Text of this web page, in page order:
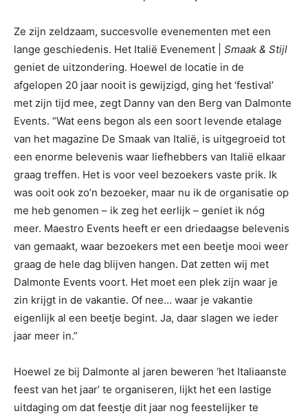
Ze zijn zeldzaam, succesvolle evenementen met een
lange geschiedenis. Het Italië Evenement | Smaak & Stijl
geniet de uitzondering. Hoewel de locatie in de
afgelopen 20 jaar nooit is gewijzigd, ging het ‘festival’
met zijn tijd mee, zegt Danny van den Berg van Dalmonte
Events. “Wat eens begon als een soort levende etalage
van het magazine De Smaak van Italië, is uitgegroeid tot
een enorme belevenis waar liefhebbers van Italië elkaar
graag treffen. Het is voor veel bezoekers vaste prik. Ik
was ooit ook zo’n bezoeker, maar nu ik de organisatie op
me heb genomen – ik zeg het eerlijk – geniet ik nóg
meer. Maestro Events heeft er een driedaagse belevenis
van gemaakt, waar bezoekers met een beetje mooi weer
graag de hele dag blijven hangen. Dat zetten wij met
Dalmonte Events voort. Het moet een plek zijn waar je
zin krijgt in de vakantie. Of nee… waar je vakantie
eigenlijk al een beetje begint. Ja, daar slagen we ieder
jaar meer in.”
Hoewel ze bij Dalmonte al jaren beweren ‘het Italiaanste
feest van het jaar’ te organiseren, lijkt het een lastige
uitdaging om dat feestje dit jaar nog feestelijker te